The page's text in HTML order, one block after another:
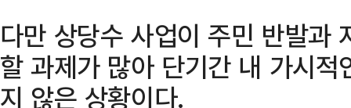
다만 상당수 사업이 주민 반발과
할 과제가 많아 단기간 내 가시
지 않은 상황이다.